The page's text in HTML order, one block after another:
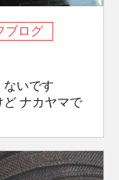
ブログ
ないです
ナカヤマで